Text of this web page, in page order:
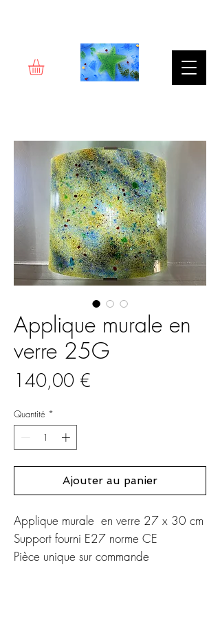
Applique murale en
verre 25G
140,00 €
Quantité *
Ajouter au panier
Applique murale en verre 27 x 30 cm
Support fourni E27 norme CE
Pièce unique sur commande